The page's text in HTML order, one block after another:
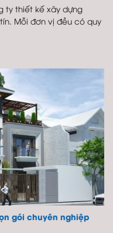
ty thiết kế xây dựng
Mỗi đơn vị đều có quy
gói chuyên nghiệp